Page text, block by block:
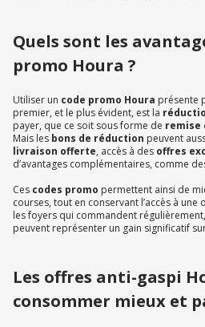
Quels sont les
promo Houra ?
Utiliser un code promo Houra présente
premier, et le plus évident, est la
payer, que ce soit sous forme de remise
Mais les bons de réduction peuvent
livraison offerte, accès à des offres
d’avantages complémentaires, comme
Ces codes promo permettent ainsi de
courses, tout en conservant l’accès à
les foyers qui commandent
peuvent représenter un gain significatif sur
Les offres anti-gaspi
consommer mieux et